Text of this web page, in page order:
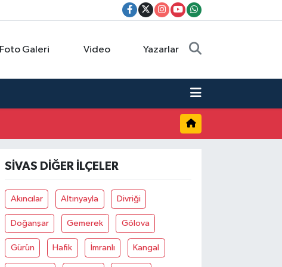
Foto Galeri Video Yazarlar
SIVAS DIĞER İLÇELER
Akıncılar Altınyayla Divriği
Doğanşar Gemerek Gölova
Gürün Hafik İmranlı Kangal